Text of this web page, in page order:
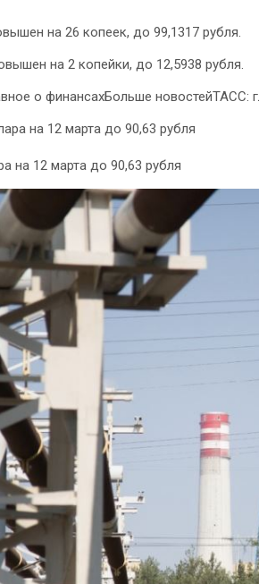
на 26 копеек, до 99,1317 рубля.
на 2 копейки, до 12,5938 рубля.
о финансахБольше новостейТАСС:
на 12 марта до 90,63 рубля